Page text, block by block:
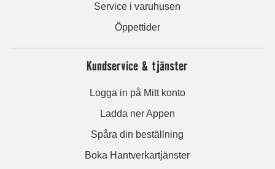
Service i varuhusen
Öppettider
Kundservice & tjänster
Logga in på Mitt konto
Ladda ner Appen
Spåra din beställning
Boka Hantverkartjänster